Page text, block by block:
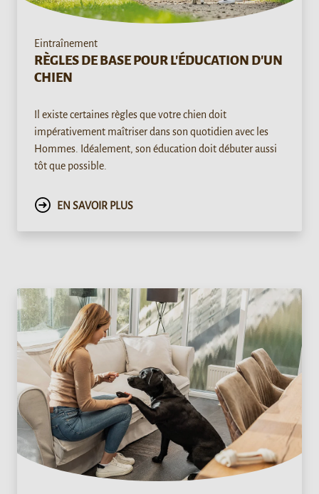
Eintraînement
RÈGLES DE BASE POUR L'ÉDUCATION D'UN
CHIEN
Il existe certaines règles que votre chien doit
impérativement maîtriser dans son quotidien avec les
Hommes. Idéalement, son éducation doit débuter aussi
tôt que possible.
EN SAVOIR PLUS